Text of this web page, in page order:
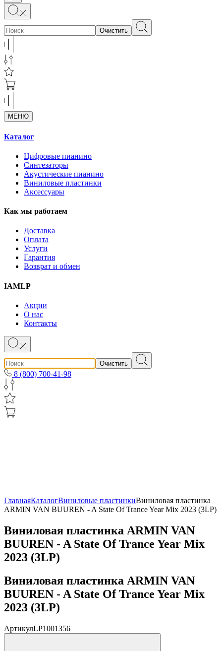
Очистить
МЕНЮ
Каталог
Цифровые пианино
Синтезаторы
Акустические пианино
Виниловые пластинки
Аксессуары
Как мы работаем
Доставка
Оплата
Услуги
Гарантия
Возврат и обмен
IAMLP
Акции
О нас
Контакты
Очистить
8 (800) 700-41-98
ГлавнаяКаталогВиниловые пластинкиВиниловая пластинка
ARMIN VAN BUUREN - A State Of Trance Year Mix 2023 (3LP)
Виниловая пластинка ARMIN VAN
BUUREN - A State Of Trance Year Mix
2023 (3LP)
Виниловая пластинка ARMIN VAN
BUUREN - A State Of Trance Year Mix
2023 (3LP)
АртикулLP1001356